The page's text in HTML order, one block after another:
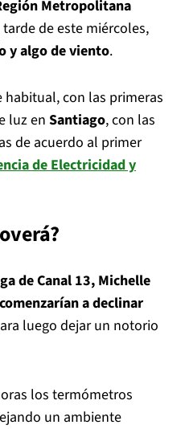
Metropolitana
de este miércoles,
y algo de viento.
con las primeras
luz en Santiago, con las
de acuerdo al primer
de Electricidad y
de Canal 13, Michelle
a declinar
luego dejar un notorio
los termómetros
un ambiente